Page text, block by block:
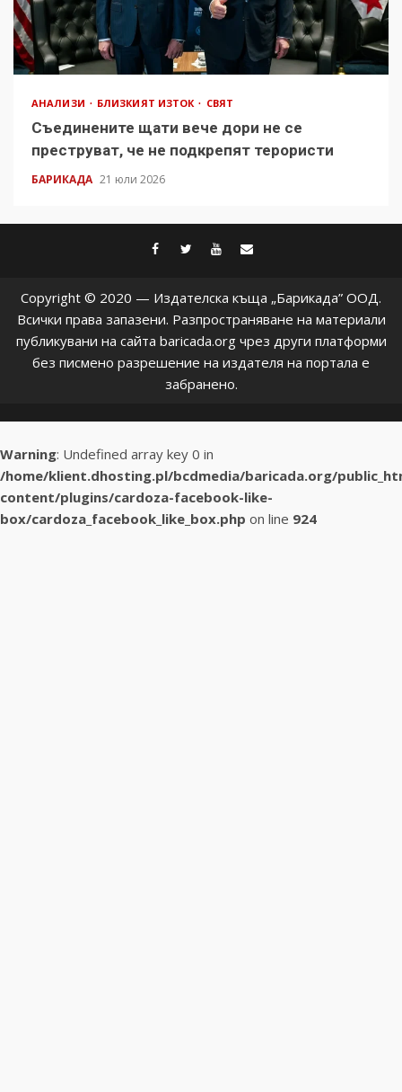
АНАЛИЗИ БЛИЗКИЯТ ИЗТОК СВЯТ
Съединените щати вече дори не се
преструват, че не подкрепят терористи
БАРИКАДА 21 юли 2026
facebook
twitter
youtube
Copyright © 2020 — Издателска къща „Барикада” ООД.
Всички права запазени. Разпространяване на материали
публикувани на сайта baricada.org чрез други платформи
без писмено разрешение на издателя на портала е
забранено.
Warning: Undefined array key 0 in
/home/klient.dhosting.pl/bcdmedia/baricada.org/
content/plugins/cardoza-facebook-like-
box/cardoza_facebook_like_box.php on line 924